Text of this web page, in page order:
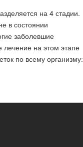
на 4 стадии.
в состоянии
заболевшие
на этом этапе
по всему организму: